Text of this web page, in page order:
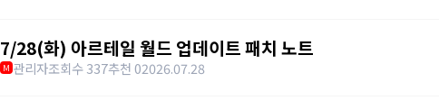
7/28(화) 아르테일 월드 업데이트 패치 노트
M 관리자조회수 337추천 02026.07.28